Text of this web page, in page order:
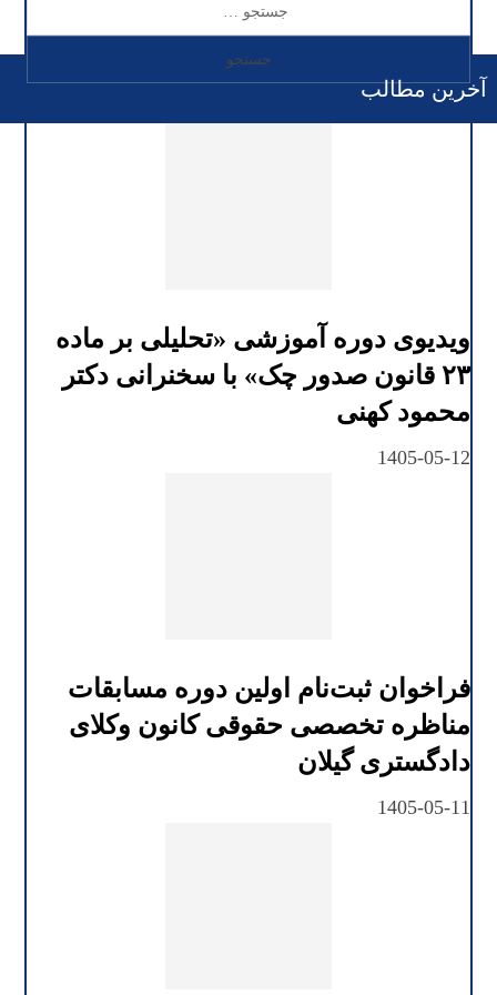
آخرین مطالب
ویدیوی دوره آموزشی «تحلیلی بر ماده
۲۳ قانون صدور چک» با سخنرانی دکتر
محمود کهنی
1405-05-12
فراخوان ثبت‌نام اولین دوره مسابقات
مناظره تخصصی حقوقی کانون وکلای
دادگستری گیلان
1405-05-11